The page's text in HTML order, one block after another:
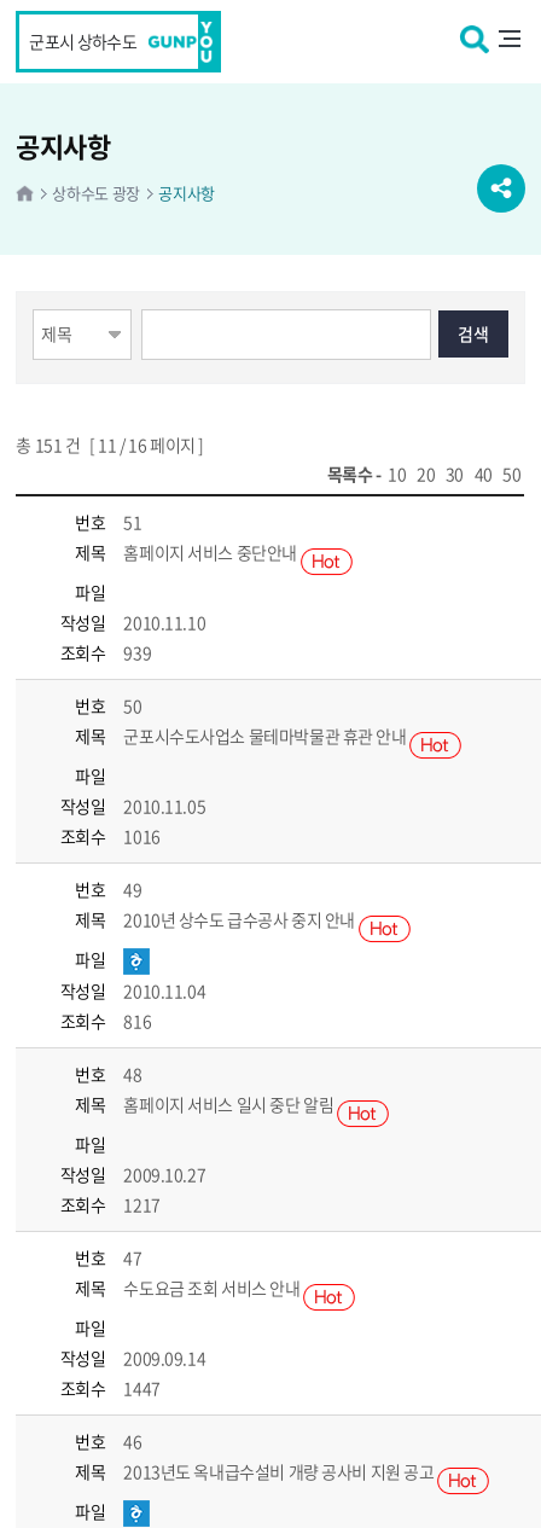
군포시 상하수도
상하수도 광장 공지사항
공지사항
총 151 건 [ 11 / 16 페이지 ]
목록수 - 10 20 30 40 50
번호
51
제목
홈페이지 서비스 중단안내
파일
작성일
2010.11.10
조회수
939
번호
50
제목
군포시수도사업소 물테마박물관 휴관 안내
파일
작성일
2010.11.05
조회수
1016
번호
49
제목
2010년 상수도 급수공사 중지 안내
파일
작성일
2010.11.04
조회수
816
번호
48
제목
홈페이지 서비스 일시 중단 알림
파일
작성일
2009.10.27
조회수
1217
번호
47
제목
수도요금 조회 서비스 안내
파일
작성일
2009.09.14
조회수
1447
번호
46
제목
2013년도 옥내급수설비 개량 공사비 지원 공고
파일